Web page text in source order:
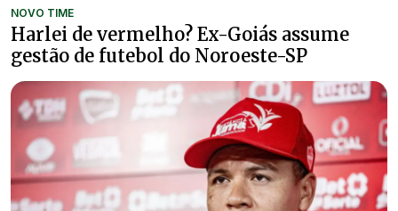
NOVO TIME
Harlei de vermelho? Ex-Goiás assume
gestão de futebol do Noroeste-SP